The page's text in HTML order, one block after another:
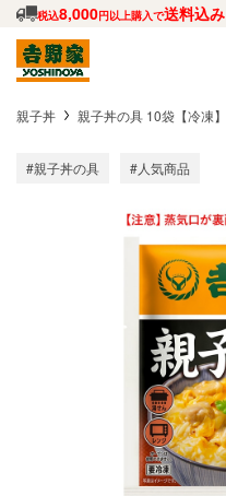
税込8,000円以上購入で送料込み
親子丼 親子丼の具 10袋【冷凍】
#親子丼の具 #人気商品